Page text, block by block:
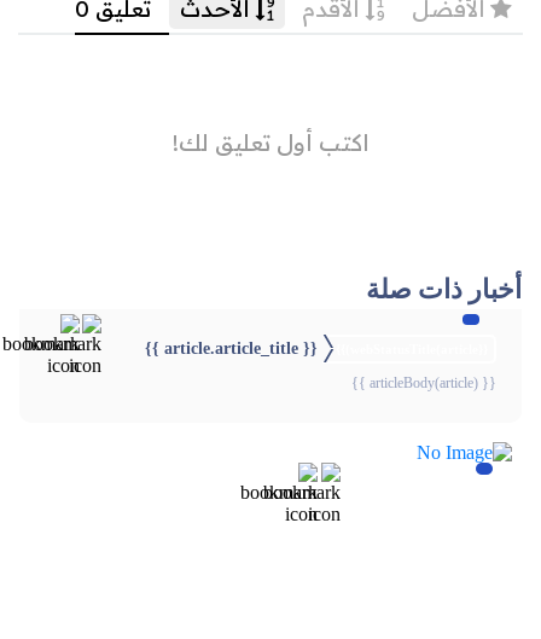
أخبار ذات صلة
{{ article.article_title }}
{{ articleBody(article) }}